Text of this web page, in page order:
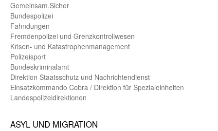
Gemein­sam.Sicher
Bundes­polizei
Fahndungen
Fremdenpolizei und Grenzkontrollwesen
Krisen- und Katastrophen­management
Polizeisport
Bundes­kriminal­amt
Direktion Staats­schutz und Nach­richten­dienst
Einsatz­kommando Cobra / Direktion für Spezialeinheiten
Landes­polizei­direk­tionen
ASYL UND MIGRA­TION